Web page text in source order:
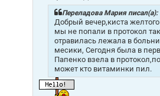
Переладова Мария писал(а):
Добрый вечер,киста
мы не попали в протокол
отравилась лежала в
месики, Сегодня была в
Папенко взела в
может кто витаминки пил.